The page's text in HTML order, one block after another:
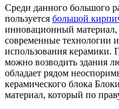
Среди данного большого
пользуется большой
инновационный материал,
современные технологии
использования керамики.
можно возводить здания
обладает рядом
керамического блока
материал, который по